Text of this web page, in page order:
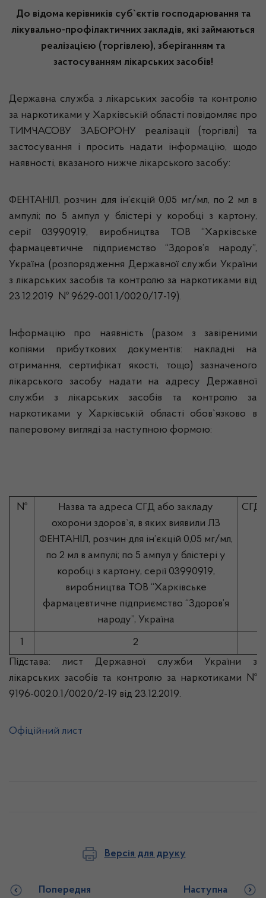
До відома керівників суб`єктів господарювання та
лікувально-профілактичних закладів, які займаються
реалізацією (торгівлею), зберіганням та
застосуванням лікарських засобів!
Державна служба з лікарських засобів та контролю
за наркотиками у Харківській області повідомляє про
ТИМЧАСОВУ ЗАБОРОНУ реалізації (торгівлі) та
застосування і просить надати інформацію, щодо
наявності, вказаного нижче лікарського засобу:
ФЕНТАНІЛ, розчин для ін’єкцій 0,05 мг/мл, по 2 мл в
ампулі; по 5 ампул у блістері у коробці з картону,
серії 03990919, виробництва ТОВ “Харківське
фармацевтичне підприємство “Здоров’я народу”,
Україна (розпорядження Державної служби України
з лікарських засобів та контролю за наркотиками від
23.12.2019 № 9629-001.1/002.0/17-19).
Інформацію про наявність (разом з завіреними
копіями прибуткових документів: накладні на
отримання, сертифікат якості, тощо) зазначеного
лікарського засобу надати на адресу Державної
служби з лікарських засобів та контролю за
наркотиками у Харківській області обов`язково в
паперовому вигляді за наступною формою:
№
Назва та адреса СГД або закладу
охорони здоров`я, в яких виявили ЛЗ
ФЕНТАНІЛ, розчин для ін’єкцій 0,05 мг/мл,
по 2 мл в ампулі; по 5 ампул у блістері у
коробці з картону, серії 03990919,
виробництва ТОВ “Харківське
фармацевтичне підприємство “Здоров’я
народу”, Україна
СГД
1
2
Підстава: лист Державної служби України з
лікарських засобів та контролю за наркотиками №
9196-002.0.1/002.0/2-19 від 23.12.2019.
Офіційний лист
Версія для друку
Попередня Наступна